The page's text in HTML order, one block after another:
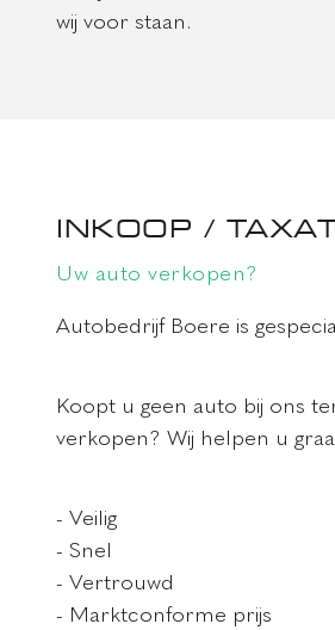
wij voor staan.
INKOOP /
Uw auto verkopen?
Autobedrijf Boere is
Koopt u geen auto bij ons
verkopen? Wij helpen u
- Veilig
- Snel
- Vertrouwd
- Marktconforme prijs